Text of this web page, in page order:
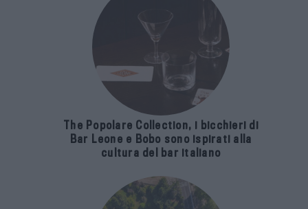
The Popolare Collection, i bicchieri di
Bar Leone e Bobo sono ispirati alla
cultura del bar italiano